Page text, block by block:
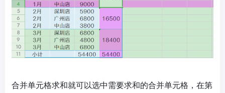
合并单元格求和就可以选中需要求和的合并单元格，在第